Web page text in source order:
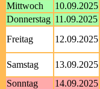
Mittwoch
10.09.2025
Donnerstag 11.09.2025
Freitag
12.09.2025
Samstag
13.09.2025
Sonntag
14.09.2025